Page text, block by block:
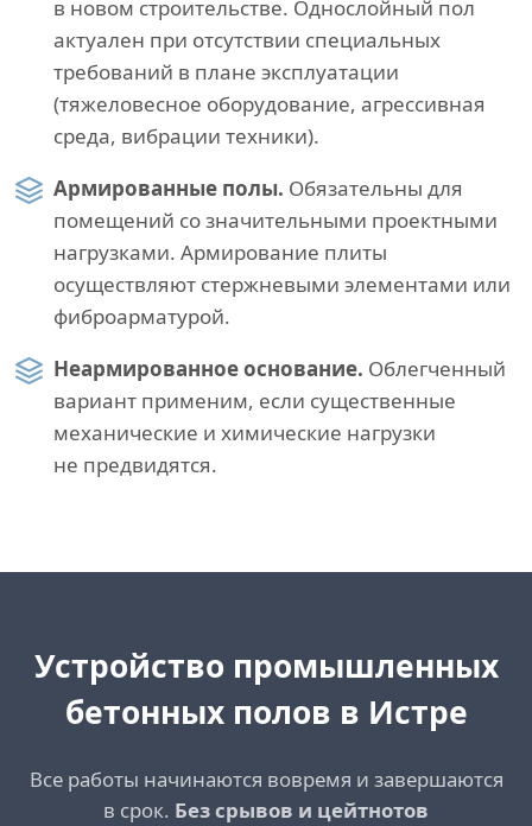
в новом строительстве. Однослойный пол
актуален при отсутствии специальных
требований в плане эксплуатации
(тяжеловесное оборудование, агрессивная
среда, вибрации техники).
Армированные полы. Обязательны для
помещений со значительными проектными
нагрузками. Армирование плиты
осуществляют стержневыми элементами или
фиброарматурой.
Неармированное основание. Облегченный
вариант применим, если существенные
механические и химические нагрузки
не предвидятся.
Устройство промышленных
бетонных полов в Истре
Все работы начинаются вовремя и завершаются
в срок. Без срывов и цейтнотов